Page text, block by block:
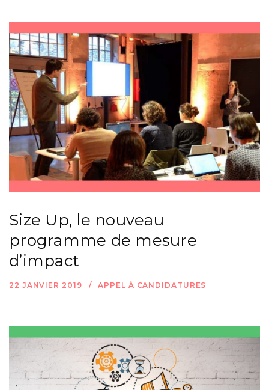
Size Up, le nouveau
programme de mesure
d’impact
22 JANVIER 2019 APPEL À CANDIDATURES